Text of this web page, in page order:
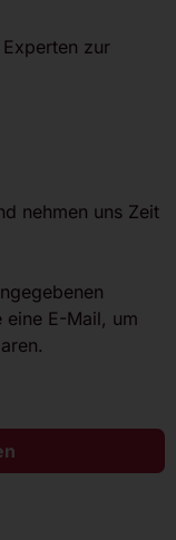
zur
nehmen uns Zeit
eine E-Mail, um